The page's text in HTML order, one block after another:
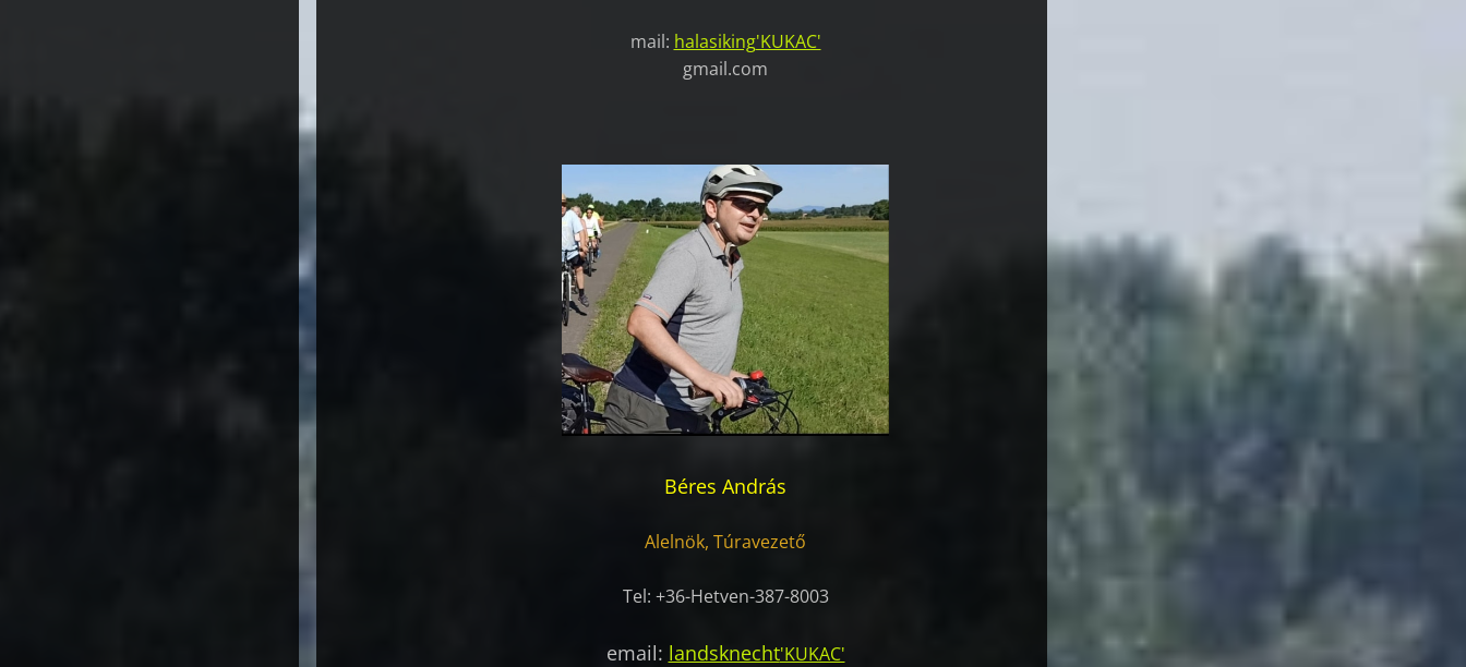
mail: halasiking'KUKAC'
gmail.com
Béres András
Alelnök, Túravezető
Tel: +36-Hetven-387-8003
email: landsknecht'KUKAC'